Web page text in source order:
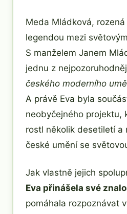
Meda Mládková,
legendou mezi
S manželem Janem
jednu z
českého moderního
A právě Eva byla
neobyčejného projektu,
rostl několik desetiletí a
české umění se
Jak vlastně jejich
Eva přinášela své
pomáhala rozpoznávat